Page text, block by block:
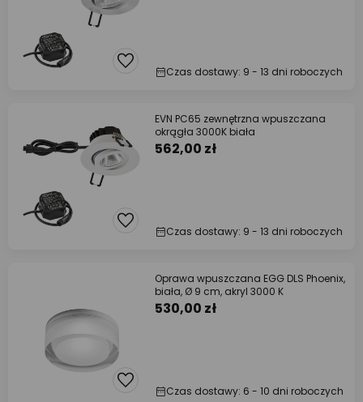
Czas dostawy: 9 - 13 dni roboczych
EVN PC65 zewnętrzna wpuszczana
okrągła 3000K biała
562,00 zł
Czas dostawy: 9 - 13 dni roboczych
Oprawa wpuszczana EGG DLS Phoenix,
biała, Ø 9 cm, akryl 3000 K
530,00 zł
Czas dostawy: 6 - 10 dni roboczych